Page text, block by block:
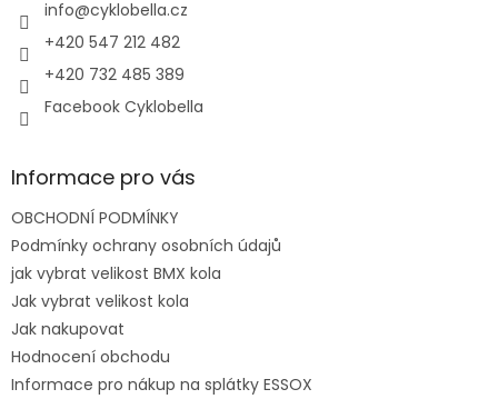
info@cyklobella.cz
+420 547 212 482
+420 732 485 389
Facebook Cyklobella
Informace pro vás
OBCHODNÍ PODMÍNKY
Podmínky ochrany osobních údajů
jak vybrat velikost BMX kola
Jak vybrat velikost kola
Jak nakupovat
Hodnocení obchodu
Informace pro nákup na splátky ESSOX